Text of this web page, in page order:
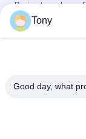
Projecteur de
industrielle de
Projecteur de
Métrologie
Tony
Good day, what